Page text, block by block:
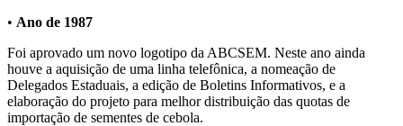
• Ano de 1987
Foi aprovado um novo logotipo da ABCSEM. Neste ano ainda
houve a aquisição de uma linha telefônica, a nomeação de
Delegados Estaduais, a edição de Boletins Informativos, e a
elaboração do projeto para melhor distribuição das quotas de
importação de sementes de cebola.